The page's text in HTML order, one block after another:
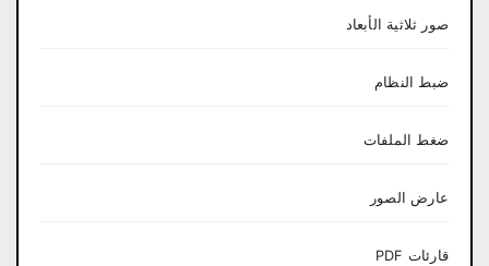
صور ثلاثية الأبعاد
ضبط النظام
ضغط الملفات
عارض الصور
قارئات PDF